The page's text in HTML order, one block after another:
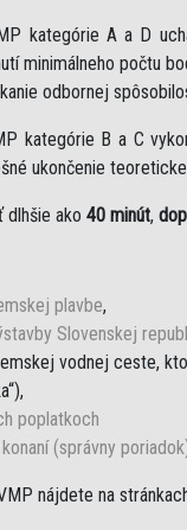
kategórie A a D
minimálneho počtu
odbornej
kategórie B a C
ukončenie
dlhšie ako 40 minút,
plavbe,
Slovenskej
vodnej ceste,
poplatkoch
(správny
nájdete na